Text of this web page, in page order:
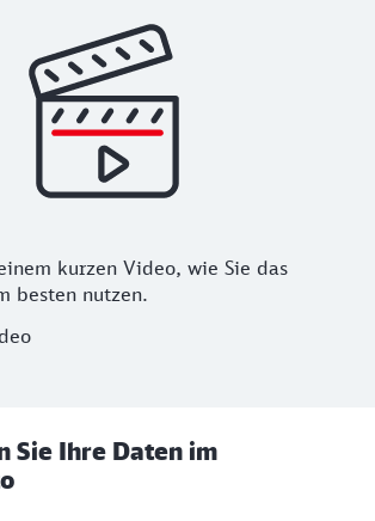
kurzen Video, wie Sie das
besten nutzen.
Sie Ihre Daten im